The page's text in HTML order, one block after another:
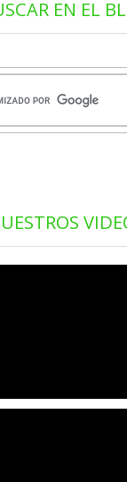
EN EL